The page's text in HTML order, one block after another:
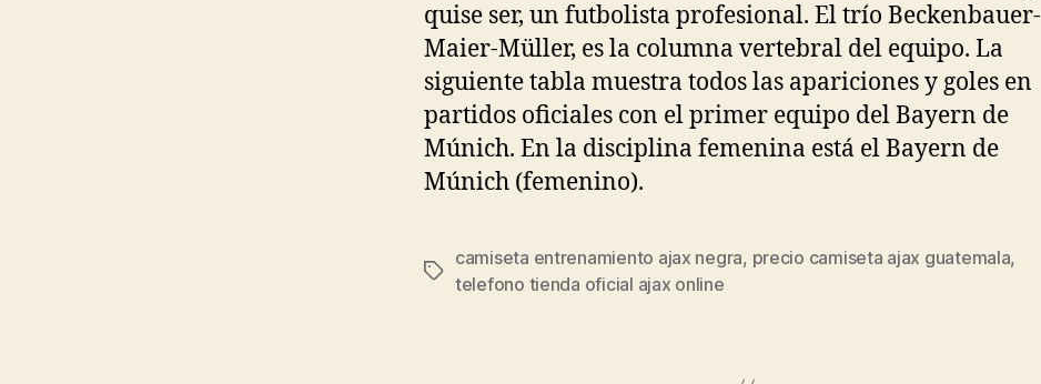
quise ser, un futbolista profesional. El trío Beckenbauer-
Maier-Müller, es la columna vertebral del equipo. La
siguiente tabla muestra todos las apariciones y goles en
partidos oficiales con el primer equipo del Bayern de
Múnich. En la disciplina femenina está el Bayern de
Múnich (femenino).
Etiquetas
camiseta entrenamiento ajax negra, precio camiseta ajax guatemala,
telefono tienda oficial ajax online